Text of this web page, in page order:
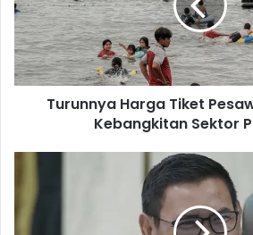
n
n
y
a
H
Turunnya Harga Tiket
Kebangkitan Sektor